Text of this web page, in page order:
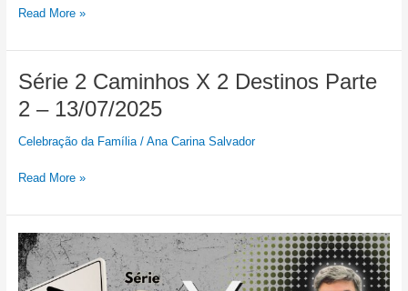
Read More »
Série 2 Caminhos X 2 Destinos Parte
2 – 13/07/2025
Celebração da Família/Ana Carina Salvador
Série
Caminhos
X
Destinos
–
13/07/2025
Read More »
Série:
2
Caminhos